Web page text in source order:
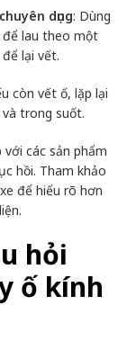
dụng: Dùng
để lau theo một
lại vết.
còn vết ố, lặp lại
trong suốt.
các sản phẩm
hồi. Tham khảo
để hiểu rõ hơn
hỏi
ố kính